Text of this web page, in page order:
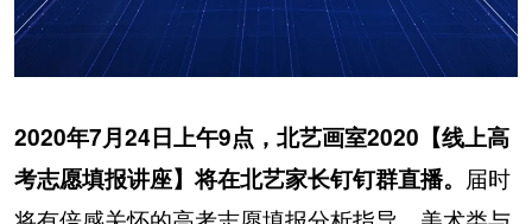
2020年7月24日上午9点，北艺画室2020【线上高
考志愿填报讲座】将在北艺家长钉钉群直播。 届时